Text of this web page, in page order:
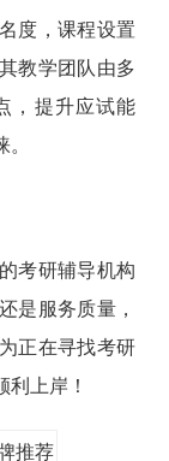
度，课程设置
教学团队由多
，提升应试能
考研辅导机构
是服务质量，
正在寻找考研
上岸！